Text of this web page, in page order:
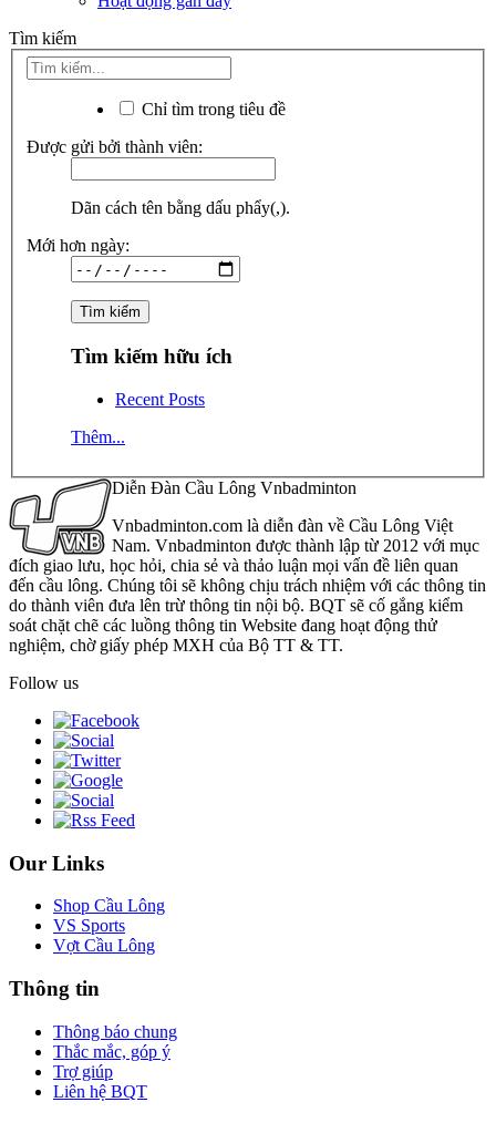
Tìm kiếm
Chỉ tìm trong tiêu đề
Được gửi bởi thành viên:
Dãn cách tên bằng dấu phẩy(,).
Mới hơn ngày:
Tìm kiếm hữu ích
Recent Posts
Thêm...
Diễn Đàn Cầu Lông Vnbadminton
Vnbadminton.com là diễn đàn về Cầu Lông Việt
Nam. Vnbadminton được thành lập từ 2012 với mục
đích giao lưu, học hỏi, chia sẻ và thảo luận mọi vấn đề liên quan
đến cầu lông. Chúng tôi sẽ không chịu trách nhiệm với các thông tin
do thành viên đưa lên trừ thông tin nội bộ. BQT sẽ cố gắng kiểm
soát chặt chẽ các luồng thông tin Website đang hoạt động thử
nghiệm, chờ giấy phép MXH của Bộ TT & TT.
Follow us
Our Links
Shop Cầu Lông
VS Sports
Vợt Cầu Lông
Thông tin
Thông báo chung
Thắc mắc, góp ý
Trợ giúp
Liên hệ BQT